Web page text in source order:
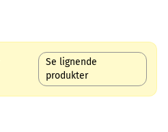
Se lignende
produkter